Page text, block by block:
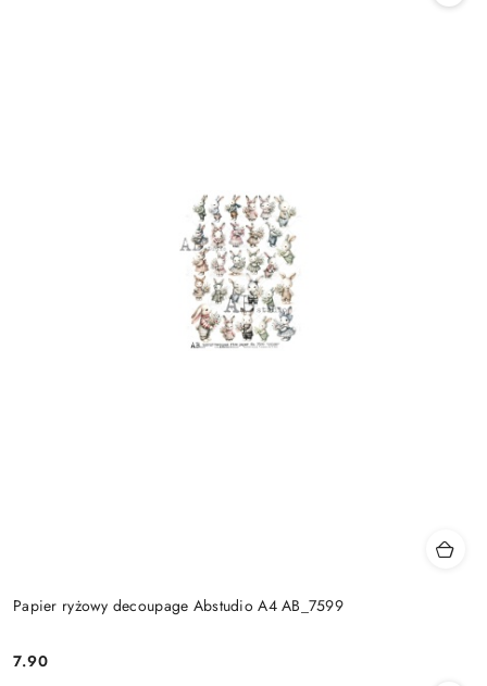
Papier ryżowy decoupage Abstudio A4 AB_7599
Cena:
7.90